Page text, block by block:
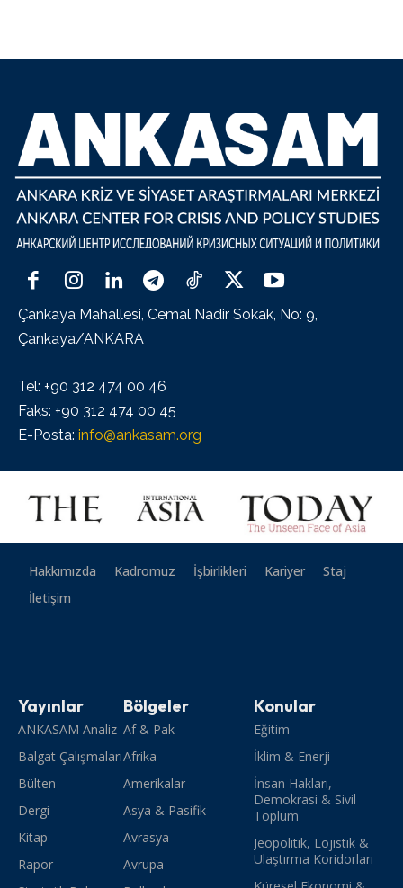
Çankaya Mahallesi, Cemal Nadir Sokak, No: 9,
Çankaya/ANKARA
Tel: +90 312 474 00 46
Faks: +90 312 474 00 45
E-Posta: info@ankasam.org
Hakkımızda Kadromuz İşbirlikleri Kariyer
Staj
İletişim
Yayınlar
ANKASAM Analiz
Balgat Çalışmaları
Bülten
Dergi
Kitap
Rapor
Bölgeler
Af & Pak
Afrika
Amerikalar
Asya & Pasifik
Avrasya
Avrupa
Konular
Eğitim
İklim & Enerji
İnsan Hakları,
Demokrasi & Sivil
Toplum
Jeopolitik, Lojistik &
Ulaştırma Koridorları